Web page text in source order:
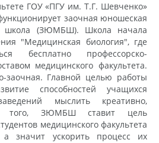
ГОУ «ПГУ им. Т.Г. Шевченко»
заочная юношеская
школа (ЗЮМБШ). Школа начала
"Медицинская биология", где
бесплатно профессорско-
медицинского факультета.
заочная. Главной целью работы
способностей учащихся
мыслить креативно,
того, ЗЮМБШ ставит цель
медицинского факультета
значит ускорить процесс их